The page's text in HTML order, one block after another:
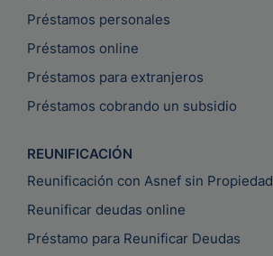
Préstamos personales
Préstamos online
Préstamos para extranjeros
Préstamos cobrando un subsidio
REUNIFICACIÓN
Reunificación con Asnef sin Propiedad
Reunificar deudas online
Préstamo para Reunificar Deudas